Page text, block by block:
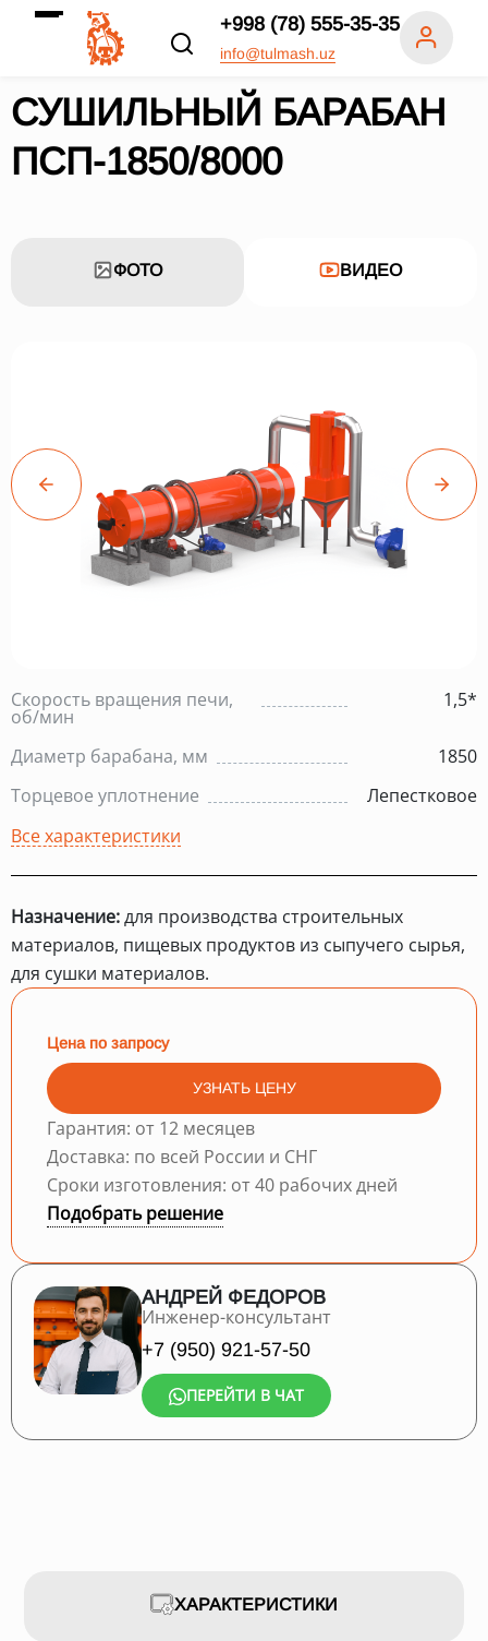
+998 (78) 555-35-35
info@tulmash.uz
СУШИЛЬНЫЙ БАРАБАН
ПСП-1850/8000
ФОТО ВИДЕО
Скорость вращения печи,
об/мин
1,5*
Диаметр барабана, мм
1850
Торцевое уплотнение
Лепестковое
Все характеристики
Назначение:для производства строительных
материалов, пищевых продуктов из сыпучего сырья,
для сушки материалов.
Цена по запросу
УЗНАТЬ ЦЕНУ
Гарантия: от 12 месяцев
Доставка: по всей России и СНГ
Сроки изготовления: от 40 рабочих дней
Подобрать решение
АНДРЕЙ ФЕДОРОВ
Инженер-консультант
+7 (950) 921-57-50
ПЕРЕЙТИ В ЧАТ
ХАРАКТЕРИСТИКИ